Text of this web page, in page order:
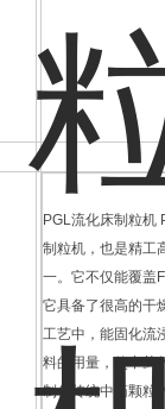
PGL流化床制粒机
制粒机，也是精工
一。它不仅能覆盖
它具备了很高的干
工艺中，能固化流
料的用量，使中药
制备传统中药颗粒